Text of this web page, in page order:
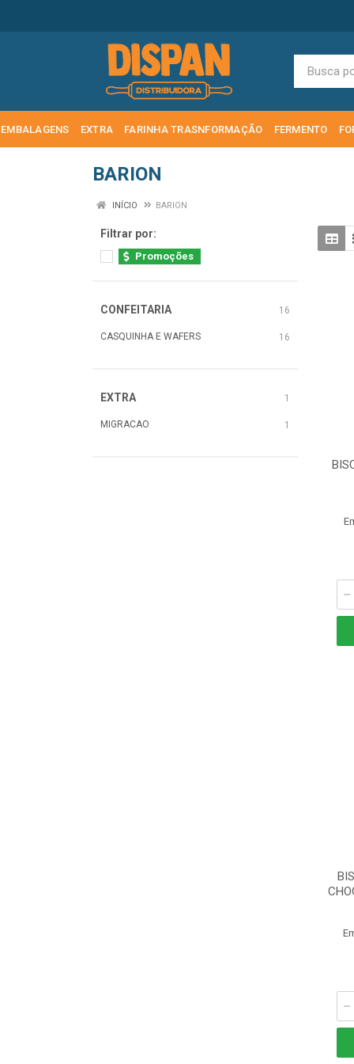
EMBALAGENS EXTRA FARINHA TRASNFORMAÇÃO FERMENTO
BARION
INÍCIO BARION
Filtrar por:
Promoções
CONFEITARIA 16
CASQUINHA E WAFERS 16
EXTRA 1
MIGRACAO 1